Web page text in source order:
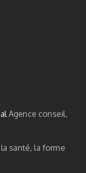
Agence conseil,
santé, la forme